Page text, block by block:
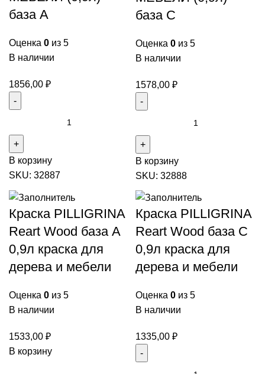
база А
Оценка 0 из 5
В наличии
1856,00 ₽
В корзину
SKU: 32887
база С
Оценка 0 из 5
В наличии
1578,00 ₽
В корзину
SKU: 32888
Краска PILLIGRINA
Reart Wood база А
0,9л краска для
дерева и мебели
Оценка 0 из 5
В наличии
1533,00 ₽
В корзину
Краска PILLIGRINA
Reart Wood база С
0,9л краска для
дерева и мебели
Оценка 0 из 5
В наличии
1335,00 ₽